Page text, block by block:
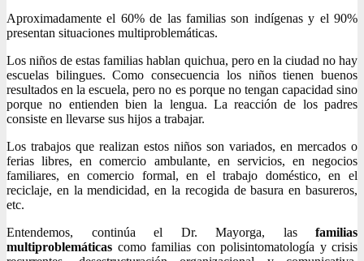
Aproximadamente el 60% de las familias son indígenas y el 90%
presentan situaciones multiproblemáticas.
Los niños de estas familias hablan quichua, pero en la ciudad no hay
escuelas bilingues. Como consecuencia los niños tienen buenos
resultados en la escuela, pero no es porque no tengan capacidad sino
porque no entienden bien la lengua. La reacción de los padres
consiste en llevarse sus hijos a trabajar.
Los trabajos que realizan estos niños son variados, en mercados o
ferias libres, en comercio ambulante, en servicios, en negocios
familiares, en comercio formal, en el trabajo doméstico, en el
reciclaje, en la mendicidad, en la recogida de basura en basureros,
etc.
Entendemos, continúa el Dr. Mayorga, las familias
multiproblemáticas como familias con polisintomatología y crisis